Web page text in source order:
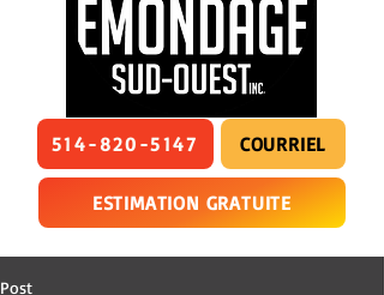
514-820-5147 COURRIEL
ESTIMATION GRATUITE
Post